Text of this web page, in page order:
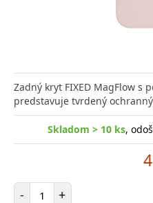
Zadný kryt FIXED MagFlow s
predstavuje tvrdený ochranný
Skladom > 10 ks,
- Počet položiek
+